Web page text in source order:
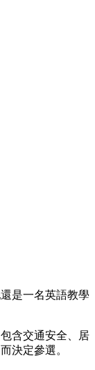
是一名英語教學
含交通安全、居
決定參選。